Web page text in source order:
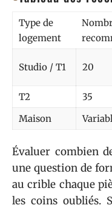
Type de
logement
Studio / T1 20
T2
35
Maison
Évaluer combien
une question de
au crible chaque
les coins oubliés.